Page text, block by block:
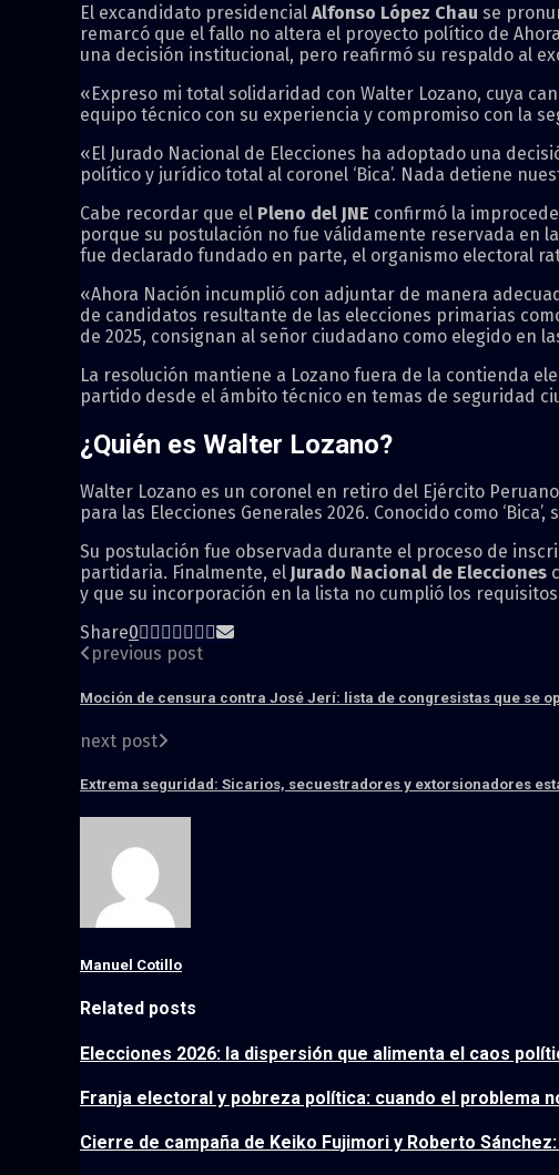
El excandidato presidencial Alfonso López Chau se
remarcó que el fallo no altera el proyecto político de
una decisión institucional, pero reafirmó su respaldo al
«Expreso mi total solidaridad con Walter Lozano, cuya
equipo técnico con su experiencia y compromiso con la
«El Jurado Nacional de Elecciones ha adoptado una
político y jurídico total al coronel ‘Bica’. Nada detiene
Cabe recordar que el Pleno del JNE confirmó la
porque su postulación no fue válidamente reservada en
fue declarado fundado en parte, el organismo electoral
«Ahora Nación incumplió con adjuntar de manera
de candidatos resultante de las elecciones primarias
de 2025, consignan al señor ciudadano como elegido en
La resolución mantiene a Lozano fuera de la contienda
partido desde el ámbito técnico en temas de seguridad
¿Quién es Walter Lozano?
Walter Lozano es un coronel en retiro del Ejército
para las Elecciones Generales 2026. Conocido como
Su postulación fue observada durante el proceso de
partidaria. Finalmente, el Jurado Nacional de Elecciones
y que su incorporación en la lista no cumplió los
Share0
previous post
Moción de censura contra José Jerí: lista de congresistas que se
next post
Extrema seguridad: Sicarios, secuestradores y extorsionadores
Manuel Cotillo
Related posts
Elecciones 2026: la dispersión que alimenta el caos
Franja electoral y pobreza política: cuando el problema
Cierre de campaña de Keiko Fujimori y Roberto